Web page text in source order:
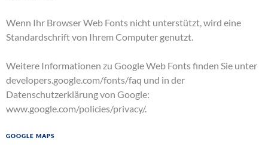
Wenn Ihr Browser Web Fonts nicht unterstützt, wird eine
Standardschrift von Ihrem Computer genutzt.
Weitere Informationen zu Google Web Fonts finden Sie unter
developers.google.com/fonts/faq und in der
Datenschutzerklärung von Google:
www.google.com/policies/privacy/.
Google Maps